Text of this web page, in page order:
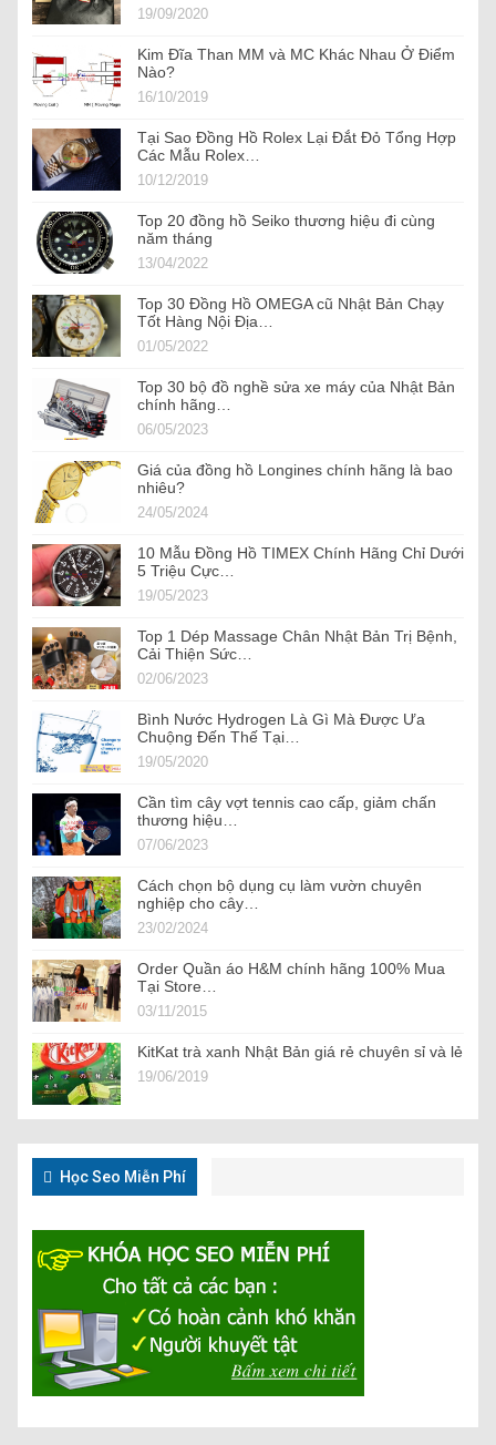
19/09/2020
Kim Đĩa Than MM và MC Khác Nhau Ở Điểm
Nào?
16/10/2019
Tại Sao Đồng Hồ Rolex Lại Đắt Đỏ Tổng Hợp
Các Mẫu Rolex…
10/12/2019
Top 20 đồng hồ Seiko thương hiệu đi cùng
năm tháng
13/04/2022
Top 30 Đồng Hồ OMEGA cũ Nhật Bản Chạy
Tốt Hàng Nội Địa…
01/05/2022
Top 30 bộ đồ nghề sửa xe máy của Nhật Bản
chính hãng…
06/05/2023
Giá của đồng hồ Longines chính hãng là bao
nhiêu?
24/05/2024
10 Mẫu Đồng Hồ TIMEX Chính Hãng Chỉ Dưới
5 Triệu Cực…
19/05/2023
Top 1 Dép Massage Chân Nhật Bản Trị Bệnh,
Cải Thiện Sức…
02/06/2023
Bình Nước Hydrogen Là Gì Mà Được Ưa
Chuộng Đến Thế Tại…
19/05/2020
Cần tìm cây vợt tennis cao cấp, giảm chấn
thương hiệu…
07/06/2023
Cách chọn bộ dụng cụ làm vườn chuyên
nghiệp cho cây…
23/02/2024
Order Quần áo H&M chính hãng 100% Mua
Tại Store…
03/11/2015
KitKat trà xanh Nhật Bản giá rẻ chuyên sỉ và lẻ
19/06/2019
Học Seo Miễn Phí